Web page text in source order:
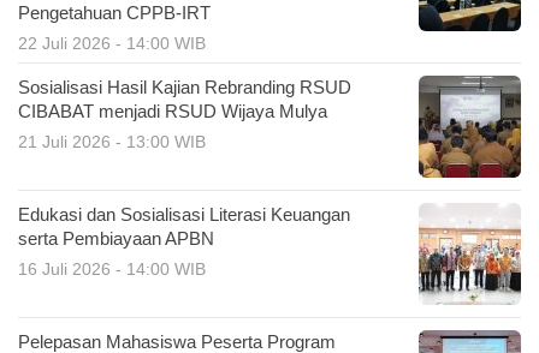
Pengetahuan CPPB-IRT
22 Juli 2026 - 14:00 WIB
Sosialisasi Hasil Kajian Rebranding RSUD
CIBABAT menjadi RSUD Wijaya Mulya
21 Juli 2026 - 13:00 WIB
Edukasi dan Sosialisasi Literasi Keuangan
serta Pembiayaan APBN
16 Juli 2026 - 14:00 WIB
Pelepasan Mahasiswa Peserta Program